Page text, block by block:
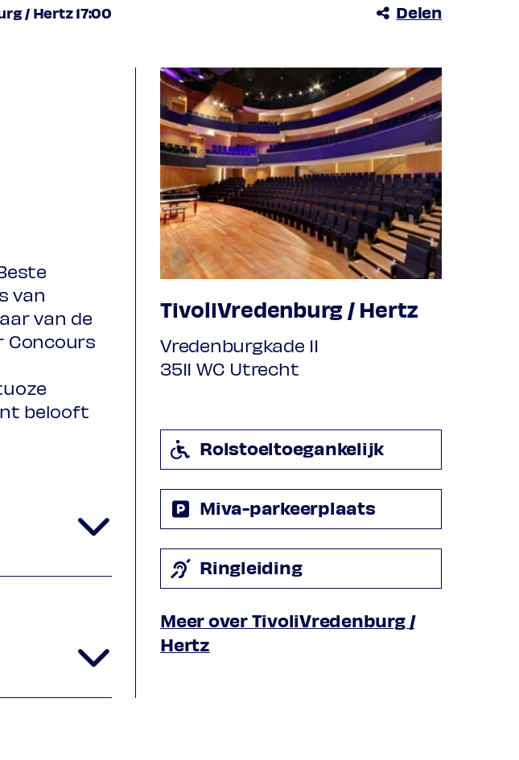
/ Hertz 17:00 Delen
van
van de
Concours
belooft
TivoliVredenburg / Hertz
Vredenburgkade 11
3511 WC Utrecht
Rolstoeltoegankelijk
Miva-parkeerplaats
Ringleiding
Meer over TivoliVredenburg /
Hertz